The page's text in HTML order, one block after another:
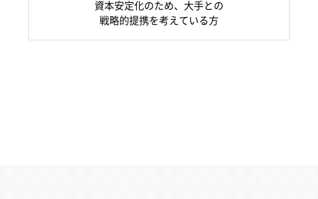
資本安定化のため、大手との
戦略的提携を考えている方